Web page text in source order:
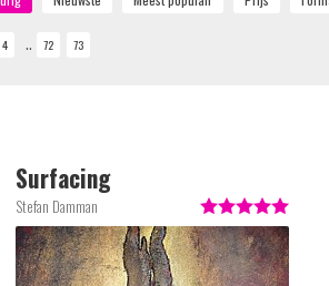
..
Stefan Damman
Surfacing